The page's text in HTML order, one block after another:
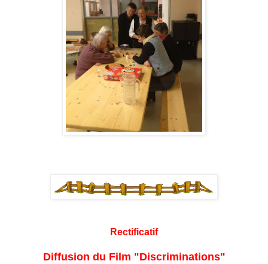
Rectificatif
Diffusion du Film "Discriminations"